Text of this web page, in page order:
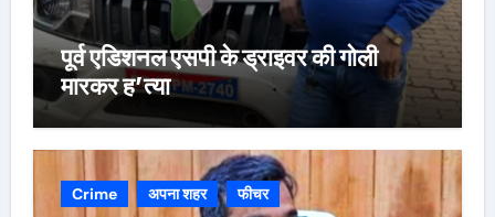
पूर्व एडिशनल एसपी के ड्राइवर की गोली
मारकर ह’त्या
Crime अपना शहर फीचर